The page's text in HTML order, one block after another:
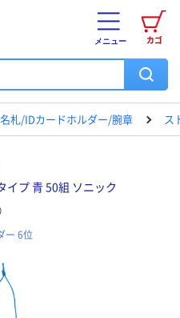
カゴ
メニュー
名札/IDカードホルダー/腕章 ス
イプ 青 50組 ソニック
ー 6位